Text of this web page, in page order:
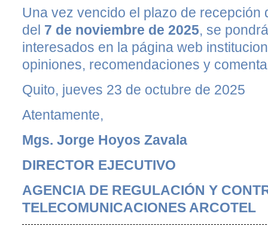
Una vez vencido el plazo de recepción
del 7 de noviembre de 2025, se
interesados en la página web
opiniones, recomendaciones y
Quito, jueves 23 de octubre de 2025
Atentamente,
Mgs. Jorge Hoyos Zavala
DIRECTOR EJECUTIVO
AGENCIA DE REGULACIÓN Y
TELECOMUNICACIONES ARCOTEL